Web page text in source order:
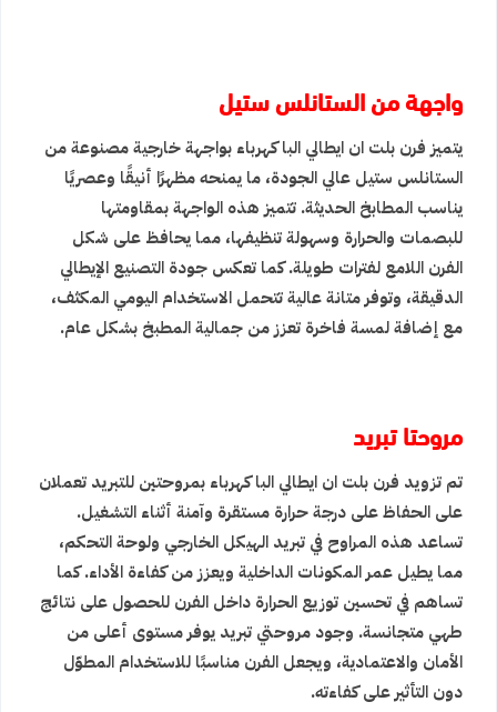
واجهة من الستانلس ستيل
يتميز فرن بلت ان ايطالي البا كهرباء بواجهة خارجية مصنوعة من
الستانلس ستيل عالي الجودة، ما يمنحه مظهرًا أنيقًا وعصريًا
يناسب المطابخ الحديثة. تتميز هذه الواجهة بمقاومتها
للبصمات والحرارة وسهولة تنظيفها، مما يحافظ على شكل
الفرن اللامع لفترات طويلة. كما تعكس جودة التصنيع الإيطالي
الدقيقة، وتوفر متانة عالية تتحمل الاستخدام اليومي المكثف،
مع إضافة لمسة فاخرة تعزز من جمالية المطبخ بشكل عام.
مروحتا تبريد
تم تزويد فرن بلت ان ايطالي البا كهرباء بمروحتين للتبريد تعملان
على الحفاظ على درجة حرارة مستقرة وآمنة أثناء التشغيل.
تساعد هذه المراوح في تبريد الهيكل الخارجي ولوحة التحكم،
مما يطيل عمر المكونات الداخلية ويعزز من كفاءة الأداء. كما
تساهم في تحسين توزيع الحرارة داخل الفرن للحصول على نتائج
طهي متجانسة. وجود مروحتي تبريد يوفر مستوى أعلى من
الأمان والاعتمادية، ويجعل الفرن مناسبًا للاستخدام المطوّل
دون التأثير على كفاءته.